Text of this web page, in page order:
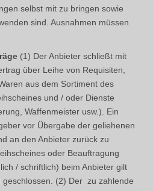
selbst mit zu bringen sowie
sind. Ausnahmen müssen
(1) Der Anbieter schließt mit
über Leihe von Requisiten,
aus dem Sortiment des
und / oder Dienste
Waffenmeister usw.). Ein
vor Übergabe der geliehenen
an den Anbieter zurück zu
oder Beauftragung
/ schriftlich) beim Anbieter gilt
geschlossen. (2) Der zu zahlende